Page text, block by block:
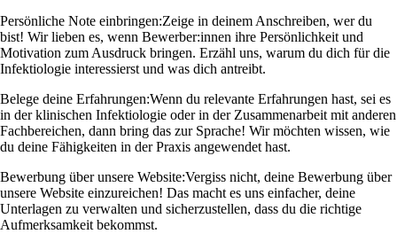
Persönliche Note einbringen:Zeige in deinem Anschreiben, wer du
bist! Wir lieben es, wenn Bewerber:innen ihre Persönlichkeit und
Motivation zum Ausdruck bringen. Erzähl uns, warum du dich für die
Infektiologie interessierst und was dich antreibt.
Belege deine Erfahrungen:Wenn du relevante Erfahrungen hast, sei es
in der klinischen Infektiologie oder in der Zusammenarbeit mit anderen
Fachbereichen, dann bring das zur Sprache! Wir möchten wissen, wie
du deine Fähigkeiten in der Praxis angewendet hast.
Bewerbung über unsere Website:Vergiss nicht, deine Bewerbung über
unsere Website einzureichen! Das macht es uns einfacher, deine
Unterlagen zu verwalten und sicherzustellen, dass du die richtige
Aufmerksamkeit bekommst.